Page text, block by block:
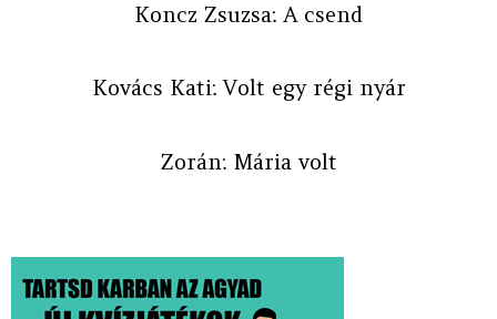
Koncz Zsuzsa: A csend
Kovács Kati: Volt egy régi nyár
Zorán: Mária volt